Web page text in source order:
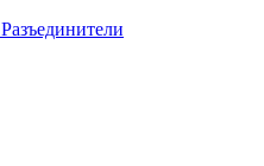
Разъединители